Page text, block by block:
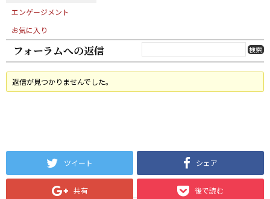
エンゲージメント
お気に入り
フォーラムへの返信
返信が見つかりませんでした。
ツイート シェア
共有 後で読む